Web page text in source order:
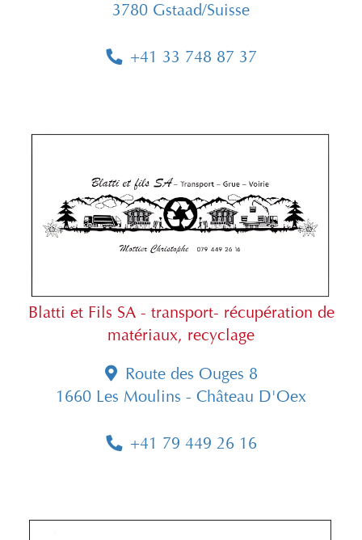
3780 Gstaad/Suisse
+41 33 748 87 37
Blatti et Fils SA - transport- récupération de
matériaux, recyclage
Route des Ouges 8
1660 Les Moulins - Château D'Oex
+41 79 449 26 16